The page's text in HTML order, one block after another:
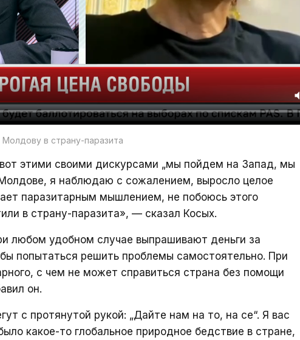
Молдову в страну-паразита
этими своими дискурсами „мы пойдем на Запад, мы
я наблюдаю с сожалением, выросло целое
паразитарным мышлением, не побоюсь этого
в страну-паразита», — сказал Косых.
любом удобном случае выпрашивают деньги за
попытаться решить проблемы самостоятельно. При
с чем не может справиться страна без помощи
он.
с протянутой рукой: „Дайте нам на то, на се“. Я вас
какое-то глобальное природное бедствие в стране,